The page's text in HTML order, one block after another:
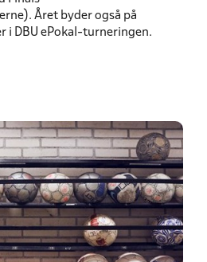
Året byder også på
i DBU ePokal-turneringen.